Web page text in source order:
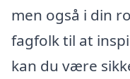
men også i din
fagfolk til at
kan du være